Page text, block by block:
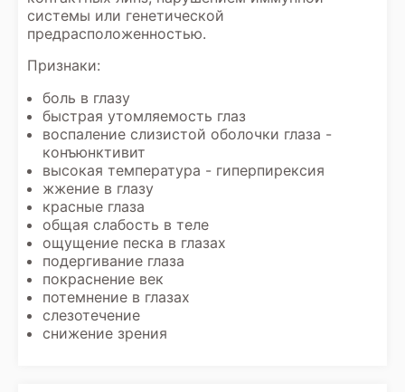
системы или генетической
предрасположенностью.
Признаки:
боль в глазу
быстрая утомляемость глаз
воспаление слизистой оболочки глаза -
конъюнктивит
высокая температура - гиперпирексия
жжение в глазу
красные глаза
общая слабость в теле
ощущение песка в глазах
подергивание глаза
покраснение век
потемнение в глазах
слезотечение
снижение зрения